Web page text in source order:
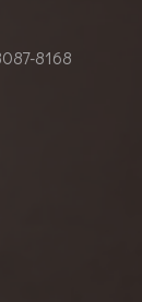
8168